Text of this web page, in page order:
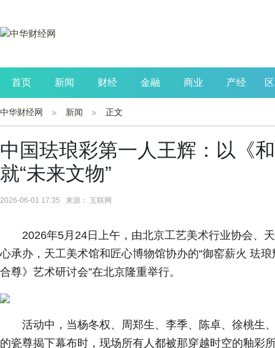
首页 新闻 财经 金融 商业 产经
公司 生活 读书
中华财经网 新闻 正文
中国珐琅彩第一人王辉：以《
就“未来文物”
2026-06-01 17:35 来源： 互联网
2026年5月24日上午，由北京工艺美术行业协会、
心承办，天工美术馆和匠心博物馆协办的“御窑薪火
合尊》艺术研讨会”在北京隆重举行。
活动中，当杨冬权、周郑生、李季、陈卓、徐桃生
的瓷尊揭下幕布时，现场所有人都被那穿越时空的釉彩